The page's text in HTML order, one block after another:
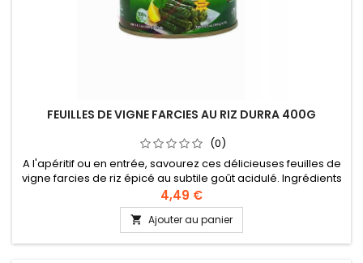
FEUILLES DE VIGNE FARCIES AU RIZ DURRA 400G
(0)
A l'apéritif ou en entrée, savourez ces délicieuses feuilles de
vigne farcies de riz épicé au subtile goût acidulé. Ingrédients
: feuilles de vigne, riz, huile de tournesol, tomate, épices
(persil - menthe - poivre - oignon), eau, sel, acide citrique
4,49 €
 Ajouter au panier